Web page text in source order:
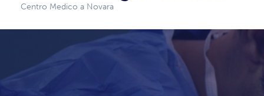
Centro Medico a Novara